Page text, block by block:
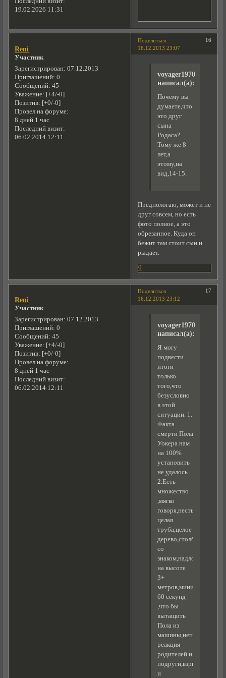
19.02.2026 11:31
Поделиться
16
16.12.2013 23:07
Reni
Участник
Зарегистрирован: 07.12.2013
Приглашений: 0
Сообщений: 45
Уважение: [+4/-0]
Позитив: [+0/-0]
Провел на форуме:
8 дней 1 час
Последний визит:
06.02.2014 12:11
voyager1970
написал(а):
Почему вы
думаете,что
это друг
сына
Родаса?
Тому же 8
лет,а
этому,на
вид,14-15.
Предпологаю, может и не
друг совсем, но есть
фото полное, а это
обрезанное. Куда он
бежит там стоит сын и
рыдает.
0
Поделиться
17
16.12.2013 23:12
Reni
Участник
Зарегистрирован: 07.12.2013
Приглашений: 0
Сообщений: 45
Уважение: [+4/-0]
Позитив: [+0/-0]
Провел на форуме:
8 дней 1 час
Последний визит:
06.02.2014 12:11
voyager1970
написал(а):
Я могу
подвести
итоги
только
того,что
безусловно
в этой
ситуации. 1.
Факта
смерти Пола
Уокера нам
на 100%
установить
не удалось
2.Есть
множество
,мягко
говоря,нестыковок-
целая
труба,целое
дерево,столб
со
знаком,надломленный
на высоте
3+
метров,минимум
60 секунд
,что бы
вытащить
Пола из
машины,непонятная
реакция
родителей и
подруги,взрыв
и